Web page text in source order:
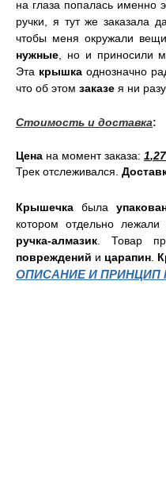
на глаза попалась именно
ручки, я тут же заказала
чтобы меня окружали
нужные, но и приносили
Эта крышкаоднозначно
что об этом заказе я ни разу
Стоимость и доставка:
Цена на момент заказа: 1,
Трек отслеживался.
Крышечка была
котором отдельно лежали
ручка-алмазик. Товар
повреждений и царапин.
ОПИСАНИЕ И ПРИНЦИП